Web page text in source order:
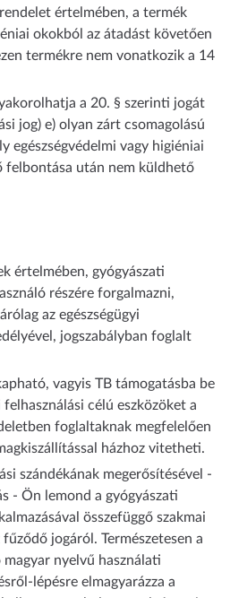
értelmében, a termék
okokból az átadást követően
termékre nem vonatkozik a 14
a 20. § szerinti jogát
jog) e) olyan zárt csomagolású
egészségvédelmi vagy higiéniai
felbontása után nem küldhető
értelmében, gyógyászati
részére forgalmazni,
az egészségügyi
jogszabályban foglalt
vagyis TB támogatásba be
célú eszközöket a
foglaltaknak megfelelően
házhoz vitetheti.
szándékának megerősítésével -
- Ön lemond a gyógyászati
összefüggő szakmai
jogáról. Természetesen a
nyelvű használati
lépésre elmagyarázza a